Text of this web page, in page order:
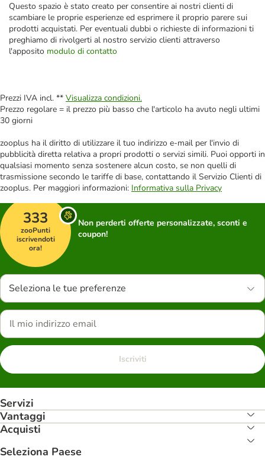
Questo spazio è stato creato per consentire ai nostri clienti di
scambiare le proprie esperienze ed esprimere il proprio parere sui
prodotti acquistati. Per eventuali dubbi o richieste di informazioni ti
preghiamo di rivolgerti al nostro servizio clienti attraverso
l'apposito modulo di contatto
Prezzi IVA incl. ** Visualizza condizioni.
Prezzo regolare = il prezzo più basso che l'articolo ha avuto negli ultimi
30 giorni
zooplus ha il diritto di utilizzare il tuo indirizzo e-mail per l'invio di
pubblicità diretta relativa a propri prodotti o servizi simili. Puoi opporti in
qualsiasi momento senza sostenere alcun costo, se non quelli di
trasmissione secondo le tariffe di base, contattando il Servizio Clienti di
zooplus. Per maggiori informazioni: Informativa sulla Privacy
333
zooPunti
iscrivendoti
ora!
Non perderti offerte personalizzate, sconti e
coupon!
Seleziona le tue preferenze
Iscriviti
Servizi
Vantaggi
Acquisti
Seleziona Paese